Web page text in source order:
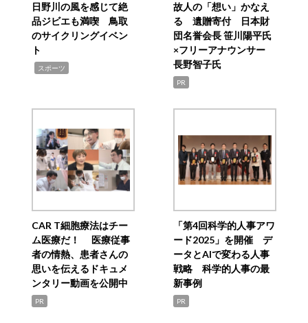
日野川の風を感じて絶
品ジビエも満喫 鳥取
のサイクリングイベン
ト
スポーツ
故人の「想い」かなえ
る 遺贈寄付 日本財
団名誉会長 笹川陽平氏
×フリーアナウンサー
長野智子氏
PR
CAR T細胞療法はチー
ム医療だ！ 医療従事
者の情熱、患者さんの
思いを伝えるドキュメ
ンタリー動画を公開中
PR
「第4回科学的人事アワ
ード2025」を開催 デ
ータとAIで変わる人事
戦略 科学的人事の最
新事例
PR